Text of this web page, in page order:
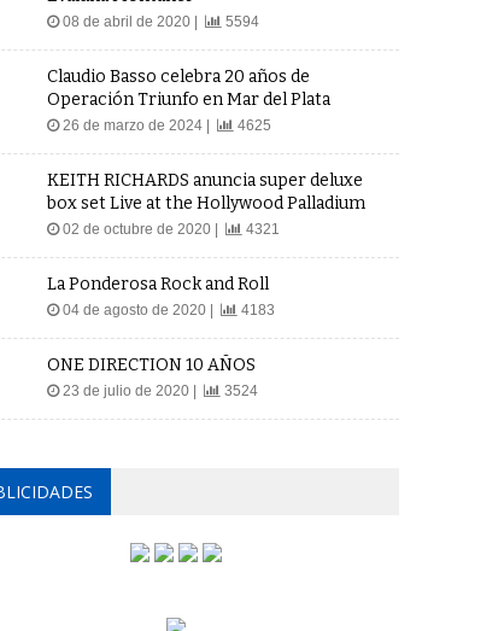
08 de abril de 2020 | 5594
Claudio Basso celebra 20 años de
Operación Triunfo en Mar del Plata
26 de marzo de 2024 | 4625
KEITH RICHARDS anuncia super deluxe
box set Live at the Hollywood Palladium
02 de octubre de 2020 | 4321
La Ponderosa Rock and Roll
04 de agosto de 2020 | 4183
ONE DIRECTION 10 AÑOS
23 de julio de 2020 | 3524